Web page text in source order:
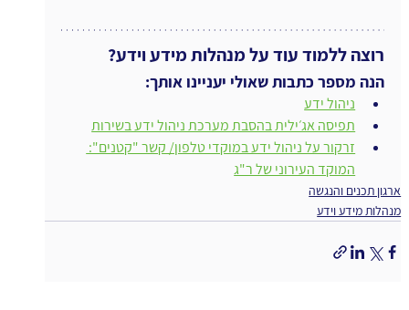
רוצה ללמוד עוד על מנהלות מידע וידע?
הנה מספר כתבות שאולי יעניינו אותך:
ניהול ידע
תפיסה אג׳ילית בהסבת מערכת ניהול ידע בשירות
זרקור על ניהול ידע במוקדי טלפון/ קשר "קטנים":
המוקד העירוני של ר"ג
ארגון תכנים והנגשה
מנהלות מידע וידע